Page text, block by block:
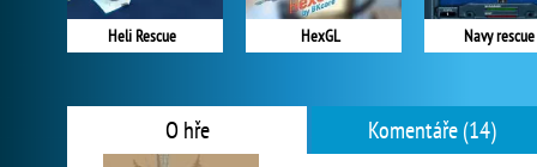
Heli Rescue HexGL Navy rescue
O hře Komentáře (14)